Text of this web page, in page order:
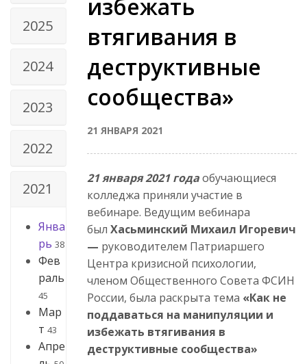
2025
2024
2023
2022
2021
Янва
рь 38
Фев
раль
45
Мар
т 43
Апре
избежать
втягивания в
деструктивные
сообщества»
21 ЯНВАРЯ 2021
21 января 2021 годаобучающиеся
колледжа приняли участие в
вебинаре. Ведущим вебинара
был Хасьминский Михаил Игоревич
— руководителем Патриаршего
Центра кризисной психологии,
членом Общественного Совета ФСИН
России, была раскрыта тема «Как не
поддаваться на манипуляции и
избежать втягивания в
деструктивные сообщества»